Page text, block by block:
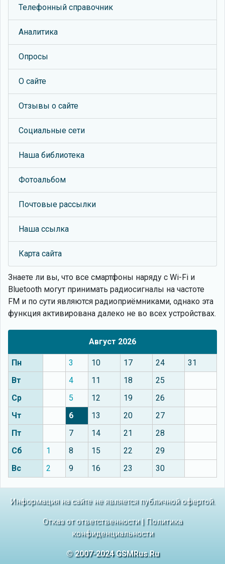
Телефонный справочник
Аналитика
Опросы
О сайте
Отзывы о сайте
Социальные сети
Наша библиотека
Фотоальбом
Почтовые рассылки
Наша ссылка
Карта сайта
Знаете ли вы, что все смартфоны наряду с Wi-Fi и
Bluetooth могут принимать радиосигналы на частоте
FM и по сути являются радиоприёмниками, однако эта
функция активирована далеко не во всех устройствах.
Август 2026
Пн 3 10 17 24
31
Вт
4 11 18
25
Ср
5 12 19
26
Чт
6 13 20
27
Пт
7 14 21
28
Сб
1 8 15 22
29
Вс
2 9 16 23 30
Информация на сайте не является публичной офертой.
Отказ от ответственности| Политика
конфиденциальности
© 2007-2024 GSMRus.Ru